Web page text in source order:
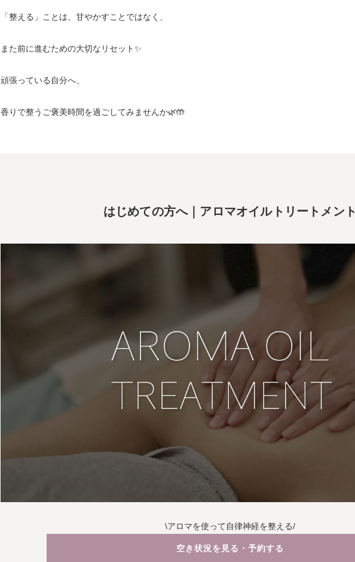
「整える」ことは、甘やかすことではなく、
また前に進むための大切なリセット✨
頑張っている自分へ、
香りで整うご褒美時間を過ごしてみませんか🌿🤲
はじめての方へ｜アロマオイルトリートメント
\アロマを使って自律神経を整える/
空き状況を見る・予約する